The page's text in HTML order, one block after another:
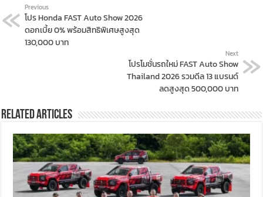
Previous
โปร Honda FAST Auto Show 2026
ดอกเบี้ย 0% พร้อมสิทธิพิเศษสูงสุด
130,000 บาท
Next
โปรโมชั่นรถใหม่ FAST Auto Show
Thailand 2026 รวมดีล 13 แบรนด์
ลดสูงสุด 500,000 บาท
Related Articles